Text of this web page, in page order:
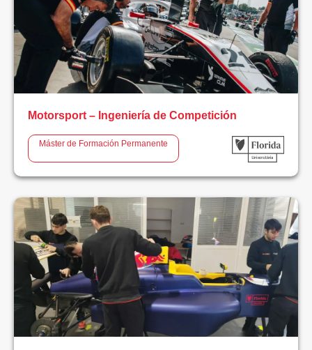
Online
Campus
Catarroja
Campus
LIMPIAR
FILTROS
Motorsport – Ingeniería de Competición
Máster de Formación Permanente